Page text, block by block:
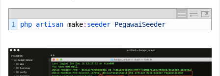
1 php artisan make: seeder PegawaiSeeder